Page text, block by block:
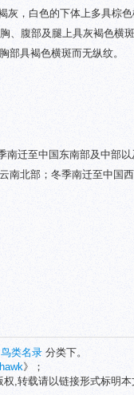
灰，白色的下体上多具棕
、腹部及腿上具灰褐色横
部具褐色横斑而无纵纹。
南迁至中国东南部及中部以
南北部；冬季南迁至中国
鸟类名录 分类下。
》；
,转载请以链接形式标明本